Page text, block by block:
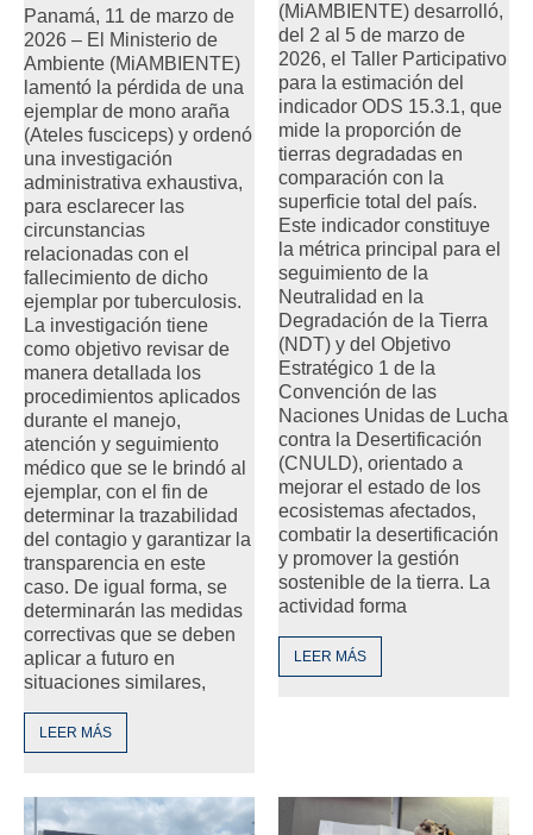
Panamá, 11 de marzo de
2026 – El Ministerio de
Ambiente (MiAMBIENTE)
lamentó la pérdida de una
ejemplar de mono araña
(Ateles fusciceps) y ordenó
una investigación
administrativa exhaustiva,
para esclarecer las
circunstancias
relacionadas con el
fallecimiento de dicho
ejemplar por tuberculosis.
La investigación tiene
como objetivo revisar de
manera detallada los
procedimientos aplicados
durante el manejo,
atención y seguimiento
médico que se le brindó al
ejemplar, con el fin de
determinar la trazabilidad
del contagio y garantizar la
transparencia en este
caso. De igual forma, se
determinarán las medidas
correctivas que se deben
aplicar a futuro en
situaciones similares,
LEER MÁS
(MiAMBIENTE) desarrolló,
del 2 al 5 de marzo de
2026, el Taller Participativo
para la estimación del
indicador ODS 15.3.1, que
mide la proporción de
tierras degradadas en
comparación con la
superficie total del país.
Este indicador constituye
la métrica principal para el
seguimiento de la
Neutralidad en la
Degradación de la Tierra
(NDT) y del Objetivo
Estratégico 1 de la
Convención de las
Naciones Unidas de Lucha
contra la Desertificación
(CNULD), orientado a
mejorar el estado de los
ecosistemas afectados,
combatir la desertificación
y promover la gestión
sostenible de la tierra. La
actividad forma
LEER MÁS